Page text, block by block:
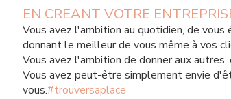
EN CREANT VOTRE
Vous avez l'ambition au quotidien, de
donnant le meilleur de vous même à vos
Vous avez l'ambition de donner aux
Vous avez peut-être simplement envie
vous.#trouversaplace